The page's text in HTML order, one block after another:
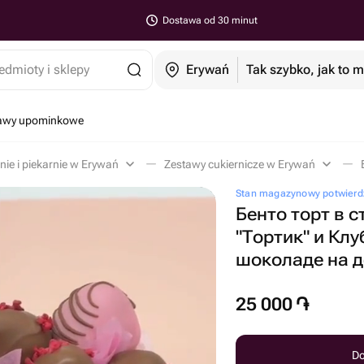
Dostawa od 30 minut
i sklepy Erywań Tak szybko, jak to
upominkowe
i piekarnie w Erywań Zestawy cukiernicze w Erywań
Stan magazynowy
Бенто торт в
"Тортик" и
шоколаде на
25 000 ֏